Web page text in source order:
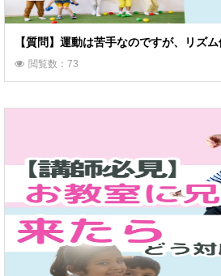
【質問】運動は苦手なのですが、リズ
閲覧数：73